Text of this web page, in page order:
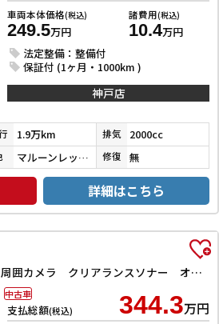
車両本体価格(税込)
249.5万円
諸費用(税込)
10.4万円
法定整備：整備付
保証付 (1ヶ月・1000km )
神戸店
1.9万km 排気 2000cc
マルーンレッドマルチフレックスパールメタリック 修復 無
詳細はこちら
Z モデリスタエアロ 全周囲カメラ クリアランスソナー オートクルーズコントロール レーンアシスト パワーシート 衝突被害軽減システム ナビ TV オートマチックハイビーム オートライト LEDヘッドラン
支払総額(税込) 344.3万円
中古車